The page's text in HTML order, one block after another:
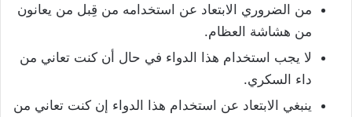
من الضروري الابتعاد عن استخدامه من قِبل من يعانون
من هشاشة العظام.
لا يجب استخدام هذا الدواء في حال أن كنت تعاني من
داء السكري.
ينبغي الابتعاد عن استخدام هذا الدواء إن كنت تعاني من